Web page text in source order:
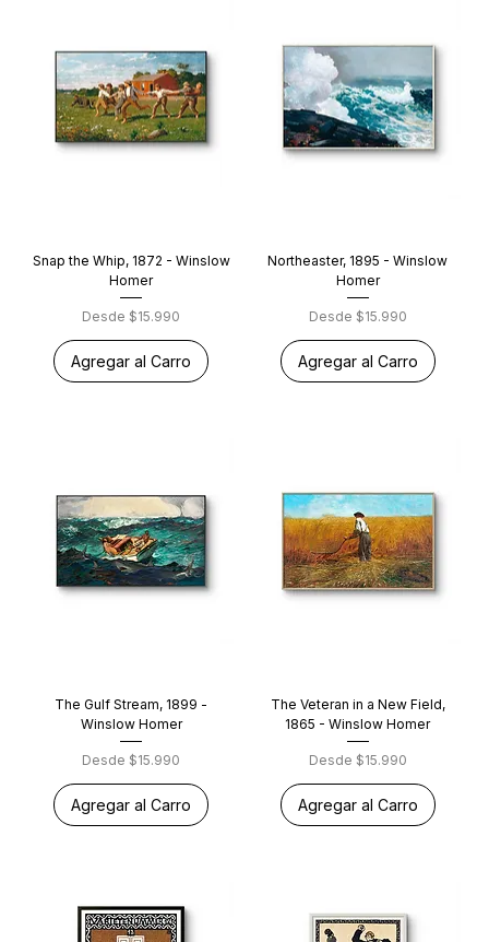
Snap the Whip, 1872 - Winslow
Homer
Desde $15.990
Precio de oferta
Agregar al Carro
Northeaster, 1895 - Winslow
Homer
Desde $15.990
Precio de oferta
Agregar al Carro
The Gulf Stream, 1899 -
Winslow Homer
Desde $15.990
Precio de oferta
Agregar al Carro
The Veteran in a New Field,
1865 - Winslow Homer
Desde $15.990
Precio de oferta
Agregar al Carro